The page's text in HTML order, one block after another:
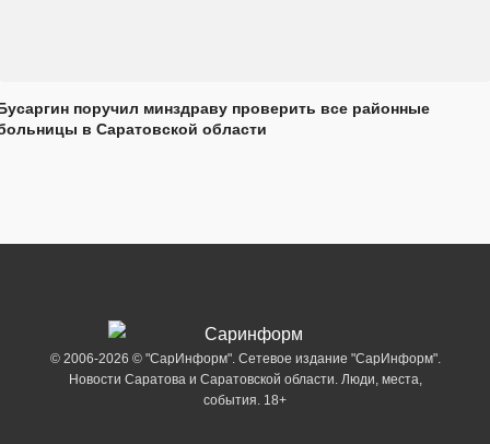
поручил минздраву проверить все районные
в Саратовской области
© 2006-2026 © "СарИнформ". Сетевое издание "СарИнформ".
Новости Саратова и Саратовской области. Люди, места,
события. 18+